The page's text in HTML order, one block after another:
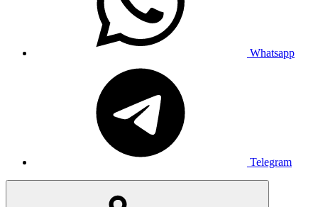
Whatsapp
Telegram